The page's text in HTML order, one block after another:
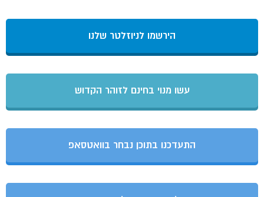
הירשמו לניוזלטר שלנו
עשו מנוי בחינם לזוהר הקדוש
התעדכנו בתוכן נבחר בוואטסאפ